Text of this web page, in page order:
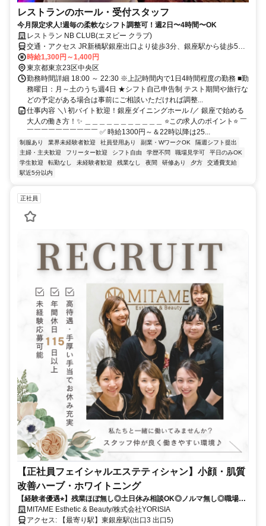
レストランのホール・受付スタッフ
今月限定求人!週毎の柔軟なシフト調整可！週2日〜4時間〜OK
レストラン NB CLUB(エヌビー クラブ)
交通・アクセス JR新橋駅銀座出口より徒歩3分、銀座駅から徒歩5分
銀座並木通り沿い。 新橋駅から350m
時給1,300円～1,400円
東京都東京23区中央区
勤務時間詳細 18:00 ～ 22:30 ※上記時間内で1日4時間程度の勤務 ■勤
務曜日：月～土のうち週4日 ★シフト自己申告制 テスト期間や旅行な
どの予定がある場合は事前にご相談いただければ調整...
仕事内容 ＼\ 初バイト歓迎！銀座ダイニングホール /／ 銀座で始める
大人の働き方！✨ ＿＿＿＿＿＿＿＿＿＿＿ ⭐この求人のポイント⭐ ￣
￣￣￣￣￣￣￣￣￣￣ ✅ 時給1300円～＆22時以降は25...
制服あり 業界未経験者歓迎 社員登用あり 副業・WワークOK
隔週シフト提出
主婦・主夫歓迎
フリーター歓迎 シフト自由 学歴不問 職場見学可
平日のみOK
学生歓迎
転勤なし 未経験者歓迎 残業なし 夜間 研修あり 夕方
交通費支給
駅近5分以内
正社員
【正社員フェイシャルエステティシャン】小顔・肌質
改善ハーブ・ホワイトニング
【経験者優遇⭐︎】残業ほぼ無し◎土日休み相談OK◎ノルマ無し◎職場環
境♪高待遇と手厚い手当でしっかり稼げる◎綺麗になってプライベートも
充実♪
MITAME Esthetic & Beauty/株式会社YORISIA
アクセス: 【最寄り駅】東銀座駅(出口3 出口5)